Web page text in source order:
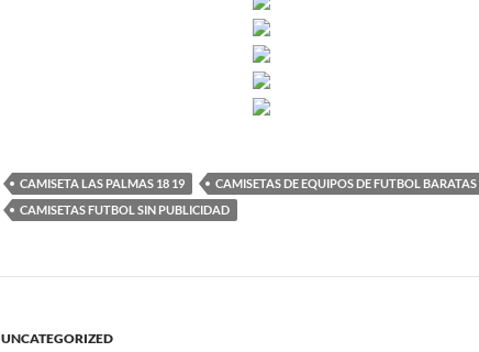
CAMISETA LAS PALMAS 18 19
CAMISETAS DE EQUIPOS DE FUTBOL BARATAS
CAMISETAS FUTBOL SIN PUBLICIDAD
UNCATEGORIZED